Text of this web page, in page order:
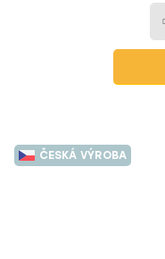
ČESKÁ VÝROBA